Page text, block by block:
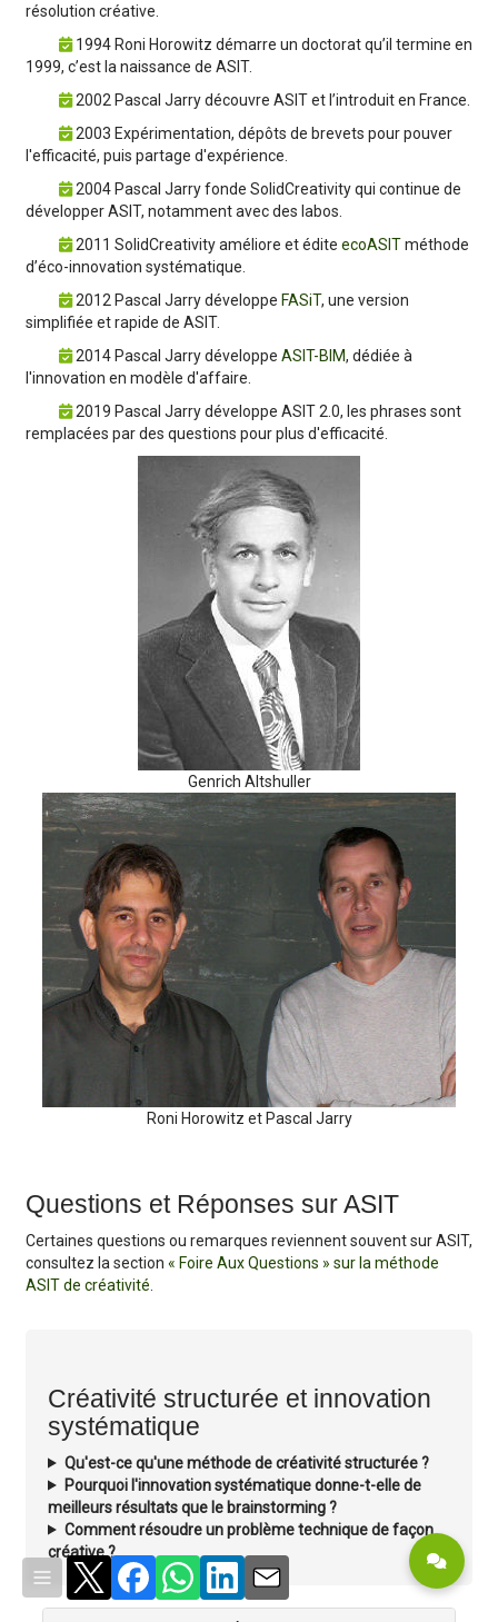
résolution créative.
1994 Roni Horowitz démarre un doctorat qu’il termine en
1999, c’est la naissance de ASIT.
2002 Pascal Jarry découvre ASIT et l’introduit en France.
2003 Expérimentation, dépôts de brevets pour pouver
l'efficacité, puis partage d'expérience.
2004 Pascal Jarry fonde SolidCreativity qui continue de
développer ASIT, notamment avec des labos.
2011 SolidCreativity améliore et édite ecoASITméthode
d’éco-innovation systématique.
2012 Pascal Jarry développe FASiT, une version
simplifiée et rapide de ASIT.
2014 Pascal Jarry développe ASIT-BIM, dédiée à
l'innovation en modèle d'affaire.
2019 Pascal Jarry développe ASIT 2.0, les phrases sont
remplacées par des questions pour plus d'efficacité.
Genrich Altshuller
Roni Horowitz et Pascal Jarry
Questions et Réponses sur ASIT
Certaines questions ou remarques reviennent souvent sur ASIT,
consultez la section « Foire Aux Questions » sur la méthode
ASIT de créativité
Créativité structurée et innovation
systématique
Qu'est-ce qu'une méthode de créativité structurée ?
Pourquoi l'innovation systématique donne-t-elle de
meilleurs résultats que le brainstorming ?
Comment résoudre un problème technique de façon
créative ?